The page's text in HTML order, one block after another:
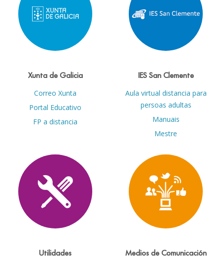
Xunta de Galicia
Correo Xunta
Portal Educativo
FP a distancia
IES San Clemente
Aula virtual distancia para
persoas adultas
Manuais
Mestre
Utilidades
Medios de Comunicación